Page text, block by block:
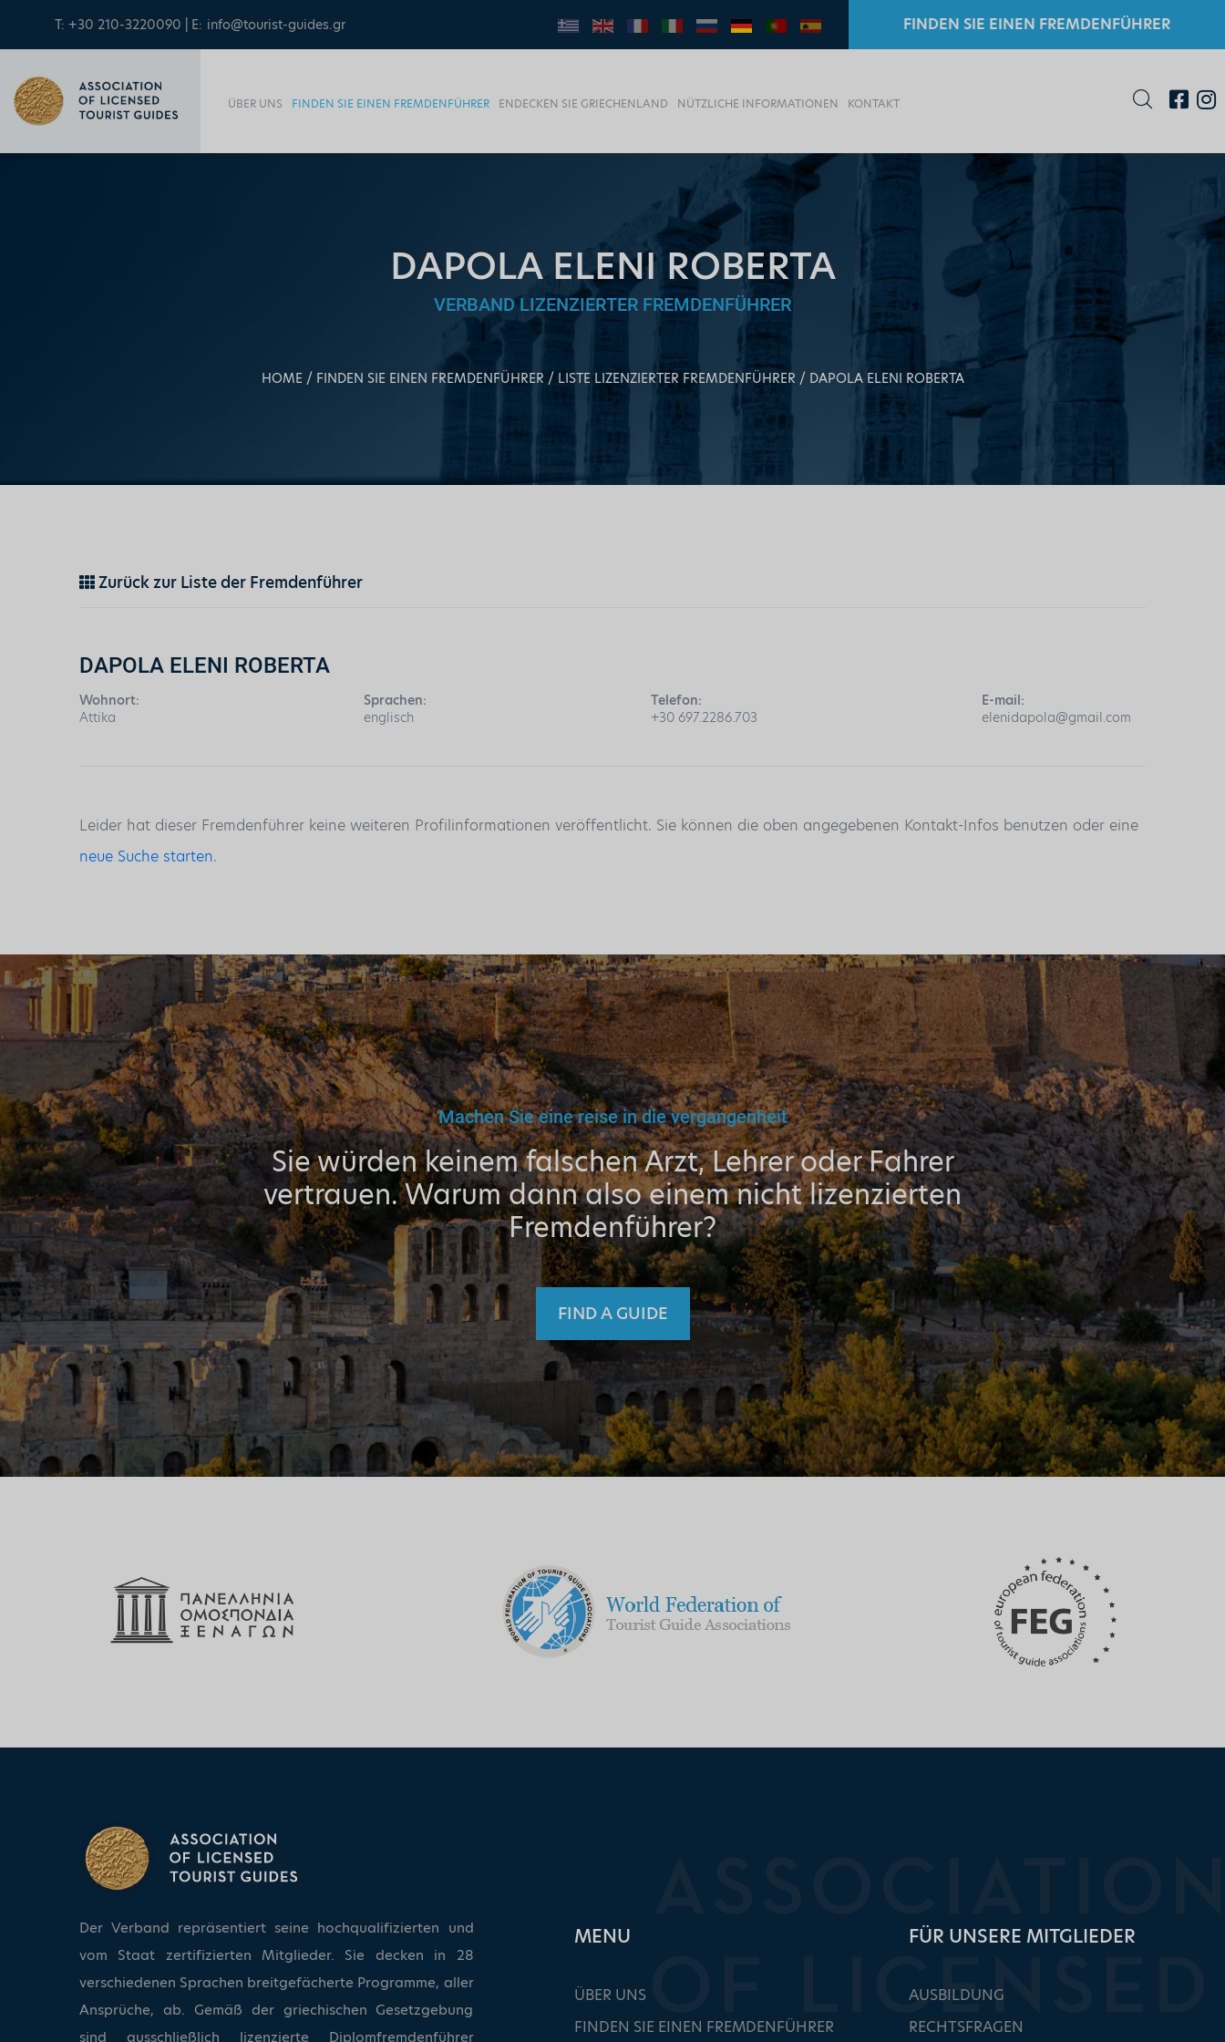
T: +30 210-3220090 | E: info@tourist-guides.gr FINDEN SIE EINEN FREMDENFÜHRER
ÜBER UNS FINDEN SIE EINEN FREMDENFÜHRER ENDECKEN SIE GRIECHENLAND NÜTZLICHE INFORMATIONEN KONTAKT
DAPOLA ELENI ROBERTA
VERBAND LIZENZIERTER FREMDENFÜHRER
HOME FINDEN SIE EINEN FREMDENFÜHRER LISTE LIZENZIERTER FREMDENFÜHRER DAPOLA ELENI ROBERTA
Zurück zur Liste der Fremdenführer
DAPOLA ELENI ROBERTA
Wohnort:
Attika
Sprachen:
englisch
Telefon:
+30 697.2286.703
E-mail:
elenidapola@gmail.com
Leider hat dieser Fremdenführer keine weiteren Profilinformationen veröffentlicht. Sie können die oben angegebenen Kontakt-Infos benutzen oder eine
neue Suche starten.
Machen Sie eine reise in die vergangenheit
Sie würden keinem falschen Arzt, Lehrer oder Fahrer
vertrauen. Warum dann also einem nicht lizenzierten
Fremdenführer?
FIND A GUIDE
Der Verband repräsentiert seine hochqualifizierten und
vom Staat zertifizierten Mitglieder. Sie decken in 28
verschiedenen Sprachen breitgefächerte Programme, aller
Ansprüche, ab. Gemäß der griechischen Gesetzgebung
sind ausschließlich lizenzierte Diplomfremdenführer
ΜΕΝU
ÜBER UNS
FINDEN SIE EINEN FREMDENFÜHRER
FÜR UNSERE MITGLIEDER
AUSBILDUNG
RECHTSFRAGEN